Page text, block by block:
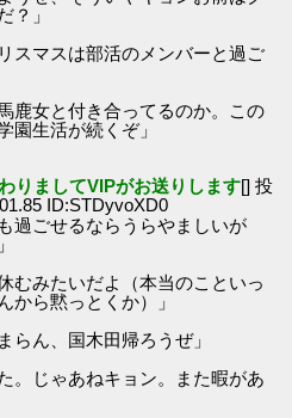
？」
スマスは部活のメンバーと過ご
鹿女と付き合ってるのか。この
園生活が続くぞ」
りましてVIPがお送りします[] 投
ID:STDyvoXD0
過ごせるならうらやましいが
むみたいだよ（本当のこといっ
から黙っとくか）」
らん、国木田帰ろうぜ」
。じゃあねキョン。また暇があ